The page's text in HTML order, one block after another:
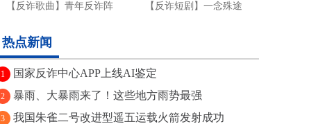
【反诈歌曲】青年反诈阵 【反诈短剧】一念殊途
热点新闻
1 国家反诈中心APP上线AI鉴定
2 暴雨、大暴雨来了！这些地方雨势最强
3 我国朱雀二号改进型遥五运载火箭发射成功